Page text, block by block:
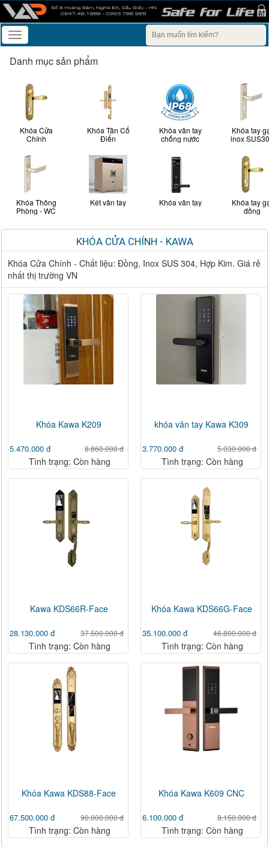
Toggle
navigation
Danh mục sản phẩm
Khóa Cửa
Chính
Khóa Thông
Phòng - WC
Khóa Tân Cổ
Điển
Két vân tay
Khóa vân tay
chống nước
Khóa vân tay
Khóa tay
inox
Khóa tay
đồng
KHÓA CỬA CHÍNH - KAWA
Khóa Cửa Chính - Chất liệu: Đồng, Inox SUS 304, Hợp Kim. Giá rẻ
nhất thị trường VN
Khóa Kawa K209
5.470.000 đ 8.860.000 đ
Tình trạng: Còn hàng
khóa vân tay Kawa K309
3.770.000 đ 5.030.000 đ
Tình trạng: Còn hàng
Kawa KDS66R-Face
28.130.000 đ 37.500.000 đ
Tình trạng: Còn hàng
Khóa Kawa KDS66G-Face
35.100.000 đ 46.800.000 đ
Tình trạng: Còn hàng
Khóa Kawa KDS88-Face
67.500.000 đ 90.000.000 đ
Tình trạng: Còn hàng
Khóa Kawa K609 CNC
6.100.000 đ 8.150.000 đ
Tình trạng: Còn hàng